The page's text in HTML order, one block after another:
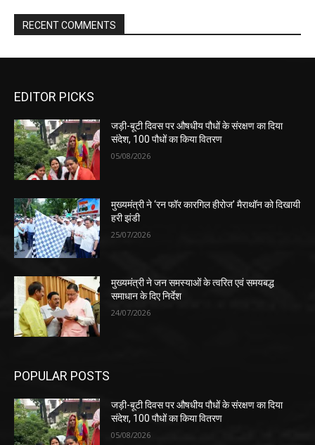
RECENT COMMENTS
EDITOR PICKS
जड़ी-बूटी दिवस पर औषधीय पौधों के संरक्षण का दिया
संदेश, 100 पौधों का किया वितरण
05/08/2026
मुख्यमंत्री ने ‘रन फॉर कारगिल हीरोज’ मैराथॉन को दिखायी
हरी झंडी
25/07/2026
मुख्यमंत्री ने जन समस्याओं के त्वरित एवं समयबद्ध
समाधान के दिए निर्देश
24/07/2026
POPULAR POSTS
जड़ी-बूटी दिवस पर औषधीय पौधों के संरक्षण का दिया
संदेश, 100 पौधों का किया वितरण
05/08/2026